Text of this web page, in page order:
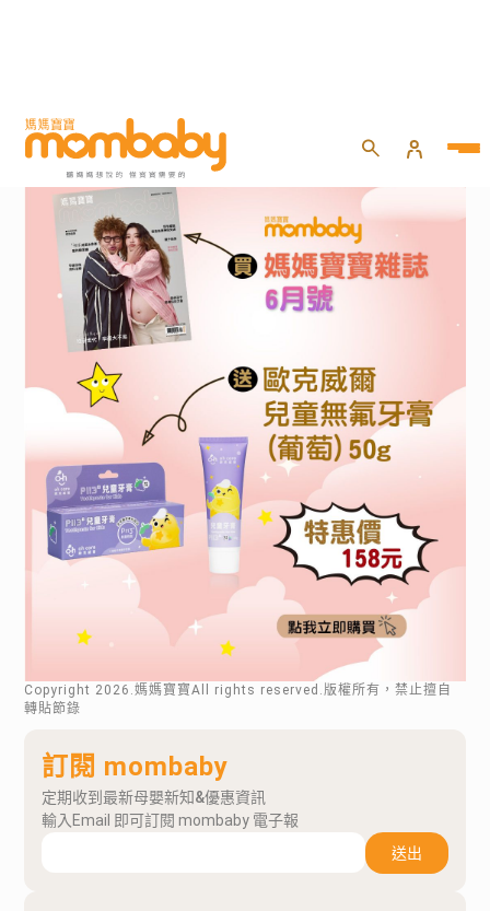
Copyright 2026 .媽媽寶寶All rights reserved.版權所有，禁止擅自
轉貼節錄
訂閱 mombaby
定期收到最新母嬰新知&優惠資訊
輸入Email 即可訂閱 mombaby 電子報
送出